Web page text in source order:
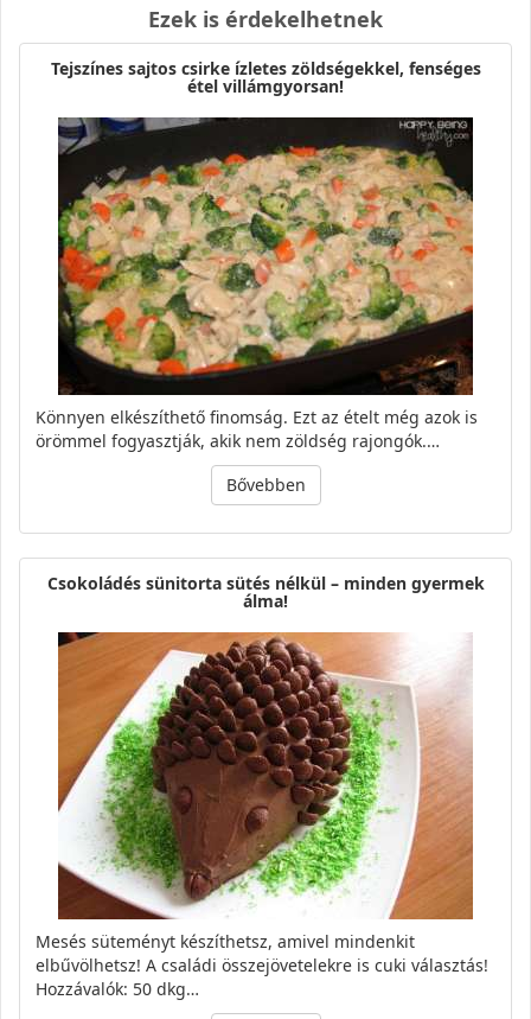
Ezek is érdekelhetnek
Tejszínes sajtos csirke ízletes zöldségekkel, fenséges
étel villámgyorsan!
Könnyen elkészíthető finomság. Ezt az ételt még azok is
örömmel fogyasztják, akik nem zöldség rajongók.…
Bővebben
Csokoládés sünitorta sütés nélkül – minden gyermek
álma!
Mesés süteményt készíthetsz, amivel mindenkit
elbűvölhetsz! A családi összejövetelekre is cuki választás!
Hozzávalók: 50 dkg…